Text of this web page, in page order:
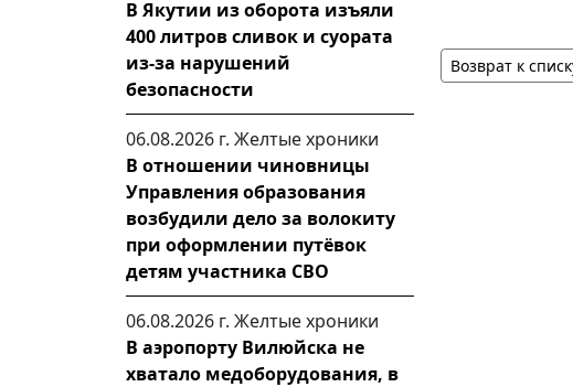
В Якутии из оборота изъяли
400 литров сливок и суората
из-за нарушений
безопасности
06.08.2026 г. Желтые хроники
В отношении чиновницы
Управления образования
возбудили дело за волокиту
при оформлении путёвок
детям участника СВО
06.08.2026 г. Желтые хроники
В аэропорту Вилюйска не
хватало медоборудования, в
Возврат к